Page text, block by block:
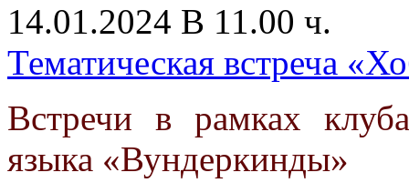
14.01.2024 В 11.00 ч.
Тематическая встреча
Встречи в рамках
языка «Вундеркинды»